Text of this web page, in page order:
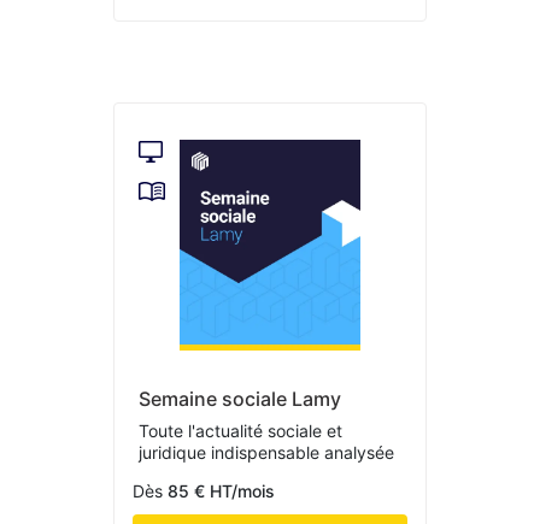
Semaine sociale Lamy
Toute l'actualité sociale et
juridique indispensable analysée
Dès 85 € HT/mois